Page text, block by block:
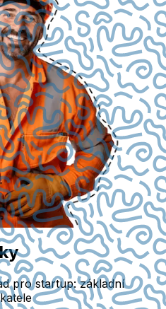
pro startup: základní